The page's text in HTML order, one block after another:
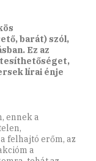
barát) szól,
Ez az
lírai énje
ennek a
felhajtó erőm, az
a